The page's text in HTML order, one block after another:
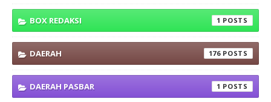
BOX REDAKSI 1
DAERAH 176
DAERAH PASBAR 1